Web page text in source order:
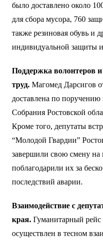
было доставлено около
для сбора мусора, 760
также резиновая обувь и
индивидуальной защиты
Поддержка волонтеров и
труд.Магомед Дарсигов
доставлена по поручению
Собрания Ростовской
Кроме того, депутаты
“Молодой Гвардии”
завершили свою смену на
поблагодарили их за
последствий аварии.
Взаимодействие с
края.Гуманитарный рейс
осуществлен в тесном